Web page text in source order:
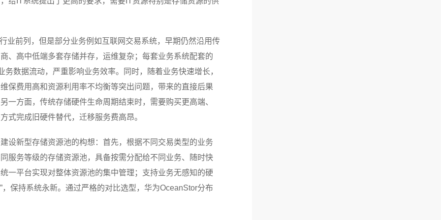
业前列，但是部分业务例如互联网交易系统，早期仍然沿用传
、高中低端多套存储并存，运维复杂；每套业务系统配套的
务数据流动，严重影响业务效率。同时，随着业务快速增长，
保费用高和资源利用率不均衡等突出问题，带来的直接后果
一方面，传统存储硬件生命周期结束时，需要购买更高端、
式完成旧硬件替代，迁移服务费高昂。
设新型存储资源池的构想：首先，根据不同交易类型的业务
服务等级的存储资源池，具备按需分配给不同业务、随时快
一平台实现对整体资源池的集中管理；支持业务无感知的硬
，保持系统永新。通过严格的对比选型，华为OceanStor分布